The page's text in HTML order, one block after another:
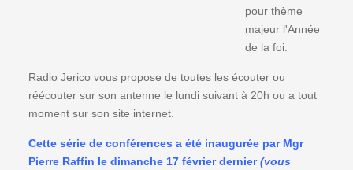
pour thème
majeur l'Année
de la foi.
Radio Jerico vous propose de toutes les écouter ou
réécouter sur son antenne le lundi suivant à 20h ou a tout
moment sur son site internet.
Cette série de conférences a été inaugurée par Mgr
Pierre Raffin le dimanche 17 février dernier (vous